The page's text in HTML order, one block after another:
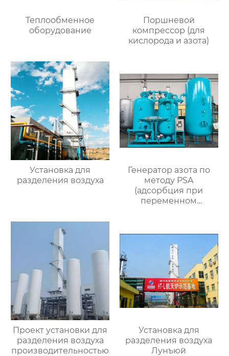
Теплообменное
оборудование
Поршневой
компрессор (для
кислорода и азота)
Установка для
разделения воздуха
Генератор азота по
методу PSA
(адсорбция при
переменном
Проект установки для
разделения воздуха
производительностью
Установка для
разделения воздуха
Лунъюй